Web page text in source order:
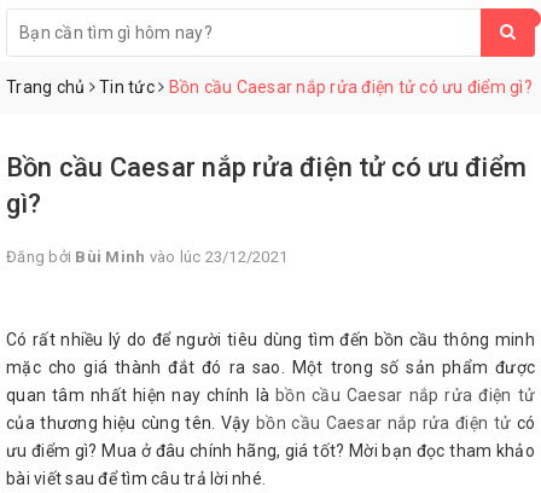
Trang chủ Tin tức Bồn cầu Caesar nắp rửa điện tử có ưu điểm gì?
Bồn cầu Caesar nắp rửa điện tử có ưu điểm
gì?
Đăng bởi Bùi Minh vào lúc 23/12/2021
Có rất nhiều lý do để người tiêu dùng tìm đến bồn cầu thông minh
mặc cho giá thành đắt đó ra sao. Một trong số sản phẩm được
quan tâm nhất hiện nay chính làbồn cầu Caesar nắp rửa điện tử
của thương hiệu cùng tên. Vậy bồn cầu Caesar nắp rửa điện tử có
ưu điểm gì? Mua ở đâu chính hãng, giá tốt? Mời bạn đọc tham khảo
bài viết sau để tìm câu trả lời nhé.